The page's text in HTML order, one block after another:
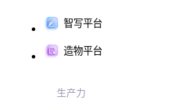
智写平台
造物平台
生产力